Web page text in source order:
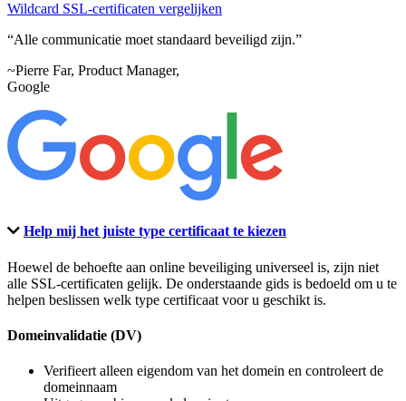
Wildcard SSL-certificaten vergelijken
Alle communicatie moet standaard beveiligd zijn.
~Pierre Far, Product Manager,
Google
Help mij het juiste type certificaat te kiezen
Hoewel de behoefte aan online beveiliging universeel is, zijn niet
alle SSL-certificaten gelijk. De onderstaande gids is bedoeld om u te
helpen beslissen welk type certificaat voor u geschikt is.
Domeinvalidatie (DV)
Verifieert alleen eigendom van het domein en controleert de
domeinnaam